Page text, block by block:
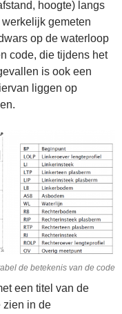
hoogte) langs
gemeten
op de waterloop
code, die tijdens het
is ook een
liggen op
de betekenis van de code
een titel van de
zien in de